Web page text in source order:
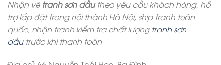
Nhận vẽ tranh sơn dầutheo yêu cầu khách hàng, hỗ
trợ lắp đặt trong nội thành Hà Nội, ship tranh toàn
quốc, nhận tranh kiểm tra chất lượng tranh sơn
dầutrước khi thanh toán